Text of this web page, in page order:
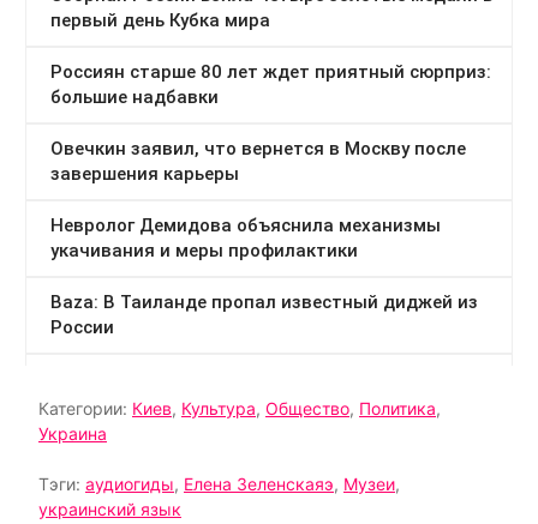
Категории: Киев, Культура, Общество, Политика,
Украина
Тэги: аудиогиды, Елена Зеленскаяэ, Музеи,
украинский язык